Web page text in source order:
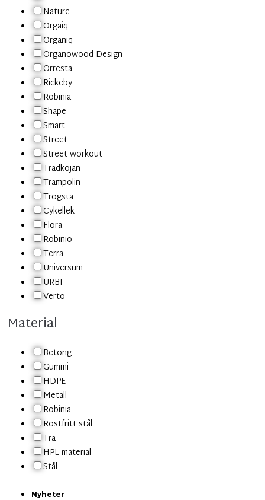
Nature
Orgaiq
Organiq
Organowood Design
Orresta
Rickeby
Robinia
Shape
Smart
Street
Street workout
Trädkojan
Trampolin
Trogsta
Cykellek
Flora
Robinio
Terra
Universum
URBI
Verto
Material
Betong
Gummi
HDPE
Metall
Robinia
Rostfritt stål
Trä
HPL-material
Stål
Nyheter